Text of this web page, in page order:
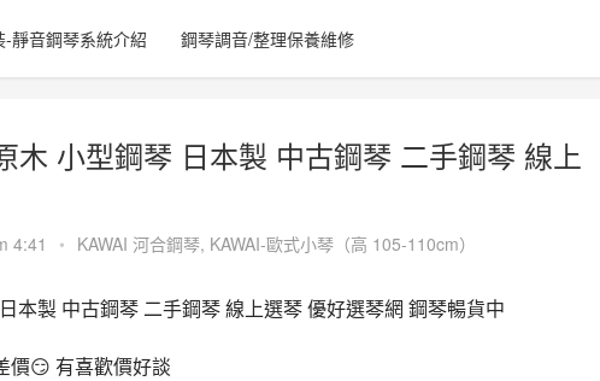
-靜音鋼琴系統介紹 鋼琴調音/整理保養維修
木 小型鋼琴 日本製 中古鋼琴 二手鋼琴 線上
4:41 • KAWAI 河合鋼琴, KAWAI-歐式小琴（高 105-110cm）
本製 中古鋼琴 二手鋼琴 線上選琴 優好選琴網 鋼琴暢貨中
價😏 有喜歡價好談